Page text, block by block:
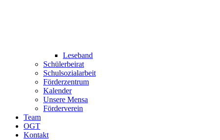
Leseband
Schülerbeirat
Schulsozialarbeit
Förderzentrum
Kalender
Unsere Mensa
Förderverein
Team
OGT
Kontakt